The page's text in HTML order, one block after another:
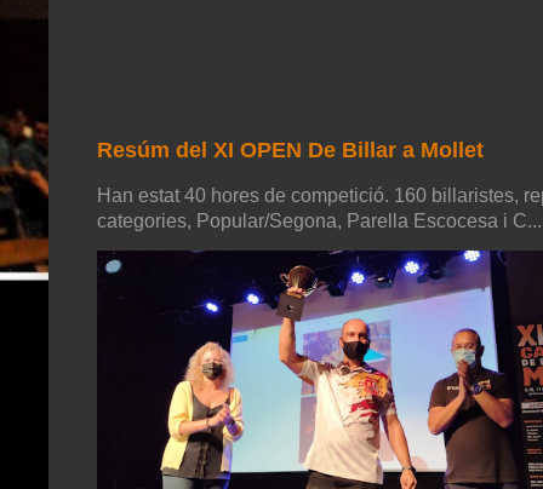
Resúm del XI OPEN De Billar a Mollet
Han estat 40 hores de competició. 160 billaristes,
categories, Popular/Segona, Parella Escocesa i C...